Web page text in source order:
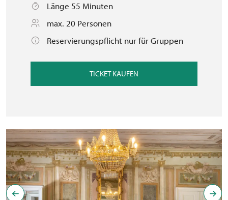
Länge 55 Minuten
max. 20 Personen
Reservierungspflicht nur für Gruppen
TICKET KAUFEN